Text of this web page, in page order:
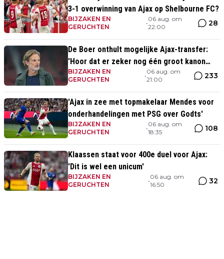
3-1 overwinning van Ajax op Shelbourne FC?
BIJZAKEN EN
GERUCHTEN
•
06 aug. om
22:00
28
De Boer onthult mogelijke Ajax-transfer:
'Hoor dat er zeker nog één groot kanon
aankomt'
BIJZAKEN EN
GERUCHTEN
•
06 aug. om
21:00
233
'Ajax in zee met topmakelaar Mendes voor
onderhandelingen met PSG over Godts'
BIJZAKEN EN
GERUCHTEN
•
06 aug. om
18:35
108
Klaassen staat voor 400e duel voor Ajax:
'Dit is wel een unicum'
BIJZAKEN EN
GERUCHTEN
•
06 aug. om
16:50
32